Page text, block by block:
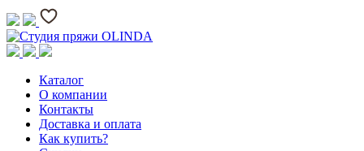
Каталог
О компании
Контакты
Доставка и оплата
Как купить?